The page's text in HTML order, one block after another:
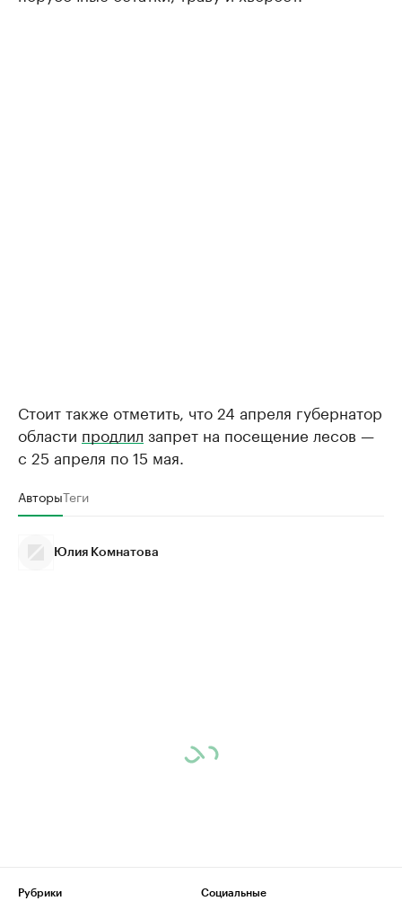
Стоит также отметить, что 24 апреля губернатор
области продлил запрет на посещение лесов —
с 25 апреля по 15 мая.
АвторыТеги
Юлия Комнатова
Рубрики
Социальные